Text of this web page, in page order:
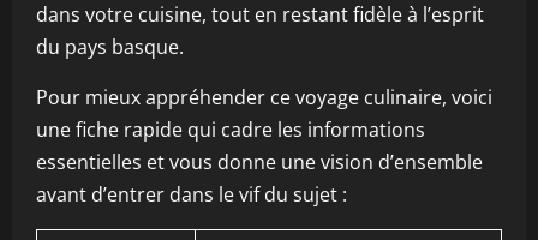
dans votre cuisine, tout en restant fidèle à l’esprit
du pays basque.
Pour mieux appréhender ce voyage culinaire, voici
une fiche rapide qui cadre les informations
essentielles et vous donne une vision d’ensemble
avant d’entrer dans le vif du sujet :